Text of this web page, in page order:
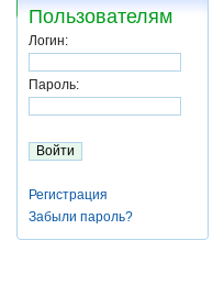
Пользователям
Логин:
Пароль:
Регистрация
Забыли пароль?